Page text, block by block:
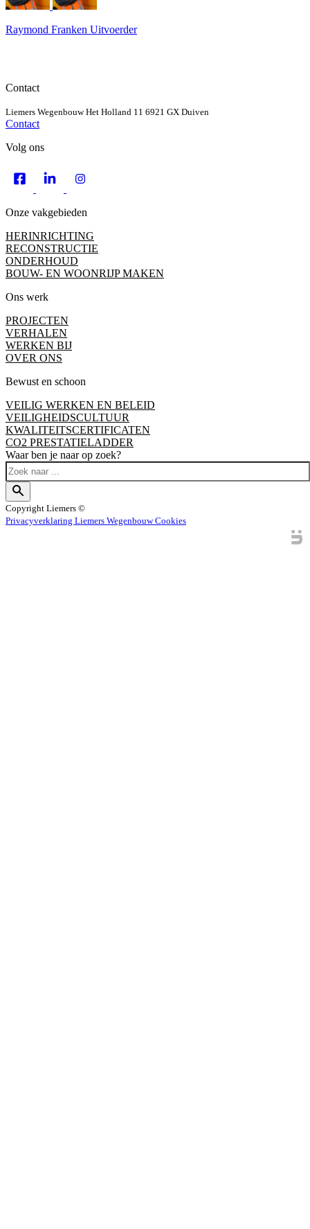
Raymond Franken Uitvoerder
Contact
Liemers WegenbouwHet Holland 11 6921 GX Duiven
Contact
Volg ons
Onze vakgebieden
HERINRICHTING
RECONSTRUCTIE
ONDERHOUD
BOUW- EN WOONRIJP MAKEN
Ons werk
PROJECTEN
VERHALEN
WERKEN BIJ
OVER ONS
Bewust en schoon
VEILIG WERKEN EN BELEID
VEILIGHEIDSCULTUUR
KWALITEITSCERTIFICATEN
CO2 PRESTATIELADDER
Waar ben je naar op zoek?
Copyright Liemers ©
Privacyverklaring Liemers WegenbouwCookies